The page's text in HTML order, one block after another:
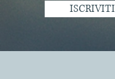
ISCRIVITI